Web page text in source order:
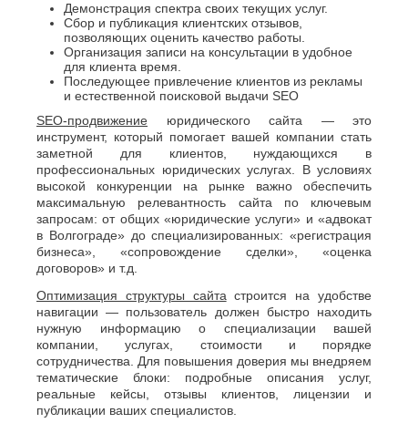
Демонстрация спектра своих текущих услуг.
Сбор и публикация клиентских отзывов,
позволяющих оценить качество работы.
Организация записи на консультации в удобное
для клиента время.
Последующее привлечение клиентов из рекламы
и естественной поисковой выдачи SEO
SEO-продвижение юридического сайта — это
инструмент, который помогает вашей компании стать
заметной для клиентов, нуждающихся в
профессиональных юридических услугах. В условиях
высокой конкуренции на рынке важно обеспечить
максимальную релевантность сайта по ключевым
запросам: от общих «юридические услуги» и «адвокат
в Волгограде» до специализированных: «регистрация
бизнеса», «сопровождение сделки», «оценка
договоров» и т.д.
Оптимизация структуры сайта строится на удобстве
навигации — пользователь должен быстро находить
нужную информацию о специализации вашей
компании, услугах, стоимости и порядке
сотрудничества. Для повышения доверия мы внедряем
тематические блоки: подробные описания услуг,
реальные кейсы, отзывы клиентов, лицензии и
публикации ваших специалистов.